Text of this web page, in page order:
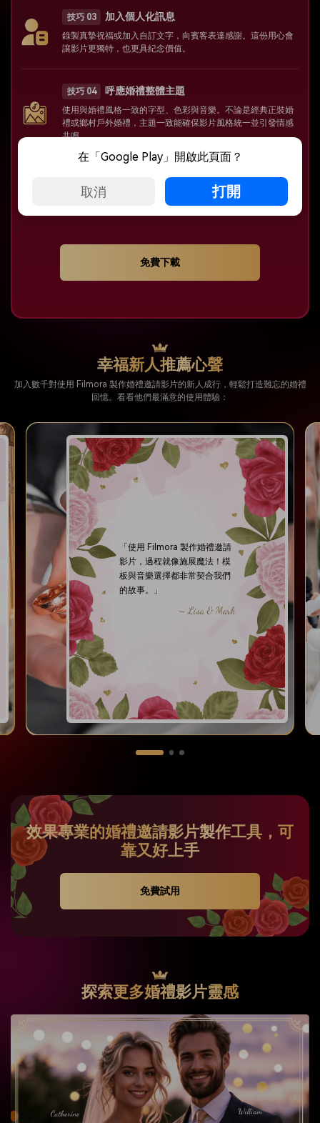
技巧 03 加入個人化訊息
錄製真摯祝福或加入自訂文字，向賓客表達感謝。這份用心會
讓影片更獨特，也更具紀念價值。
技巧 04 呼應婚禮整體主題
使用與婚禮風格一致的字型、色彩與音樂。不論是經典正裝婚
禮或鄉村戶外婚禮，主題一致能確保影片風格統一並引發情感
共鳴。
影片保持精簡有力
建議控制在 60–90 秒內。短而精簡的邀請影片既能抓住賓客注
免費下載
幸福新人推薦心聲
加入數千對使用 Filmora 製作婚禮邀請影片的新人成行，輕鬆打造難忘的婚禮
回憶。看看他們最滿意的使用體驗：
「使用 Filmora 製作婚禮邀請
影片，過程就像施展魔法！模
板與音樂選擇都非常契合我們
的故事。」
– Lisa & Mark
效果專業的婚禮邀請影片製作工具，可
靠又好上手
免費試用
探索更多婚禮影片靈感
在「Google Play」開啟此頁面？
取消 打開